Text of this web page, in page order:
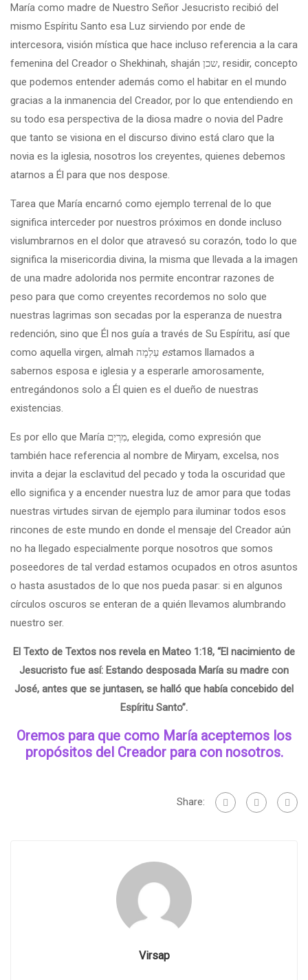
María como madre de Nuestro Señor Jesucristo recibió del
mismo Espíritu Santo esa Luz sirviendo por ende de
intercesora, visión mística que hace incluso referencia a la cara
femenina del Creador o Shekhinah, shaján שכן, residir, concepto
que podemos entender además como el habitar en el mundo
gracias a la inmanencia del Creador, por lo que entendiendo en
su todo esa perspectiva de la diosa madre o novia del Padre
que tanto se visiona en el discurso divino está claro que la
novia es la iglesia, nosotros los creyentes, quienes debemos
atarnos a Él para que nos despose.
Tarea que María encarnó como ejemplo terrenal de lo que
significa interceder por nuestros próximos en donde incluso
vislumbrarnos en el dolor que atravesó su corazón, todo lo que
significa la misericordia divina, la misma que llevada a la imagen
de una madre adolorida nos permite encontrar razones de
peso para que como creyentes recordemos no solo que
nuestras lagrimas son secadas por la esperanza de nuestra
redención, sino que Él nos guía a través de Su Espíritu, así que
como aquella virgen, almah עַלְמָה estamos llamados a
sabernos esposa e iglesia y a esperarle amorosamente,
entregándonos solo a Él quien es el dueño de nuestras
existencias.
Es por ello que María מִרְיָם, elegida, como expresión que
también hace referencia al nombre de Miryam, excelsa, nos
invita a dejar la esclavitud del pecado y toda la oscuridad que
ello significa y a encender nuestra luz de amor para que todas
nuestras virtudes sirvan de ejemplo para iluminar todos esos
rincones de este mundo en donde el mensaje del Creador aún
no ha llegado especialmente porque nosotros que somos
poseedores de tal verdad estamos ocupados en otros asuntos
o hasta asustados de lo que nos pueda pasar: si en algunos
círculos oscuros se enteran de a quién llevamos alumbrando
nuestro ser.
El Texto de Textos nos revela en Mateo 1:18, “El nacimiento de
Jesucristo fue así: Estando desposada María su madre con
José, antes que se juntasen, se halló que había concebido del
Espíritu Santo”.
Oremos para que como María aceptemos los
propósitos del Creador para con nosotros.
Share:
Virsap